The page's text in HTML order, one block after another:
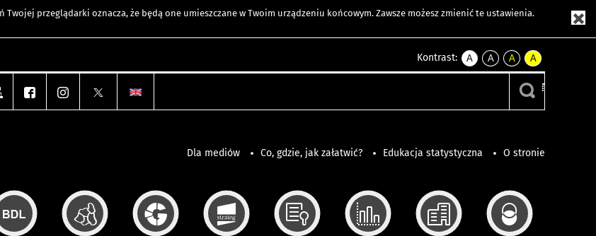
przeglądarki oznacza, że będą one umieszczane w Twoim urządzeniu końcowym. Zawsze możesz zmienić te ustawienia.
Kontrast:
A
kontrast
A
kontrast
czarnym
A
kontrast
żółty
tekst
czarnym
A
kontrast
czarny
tekst
żółtym
Dla mediów Co, gdzie, jak załatwić? Edukacja statystyczna O stronie